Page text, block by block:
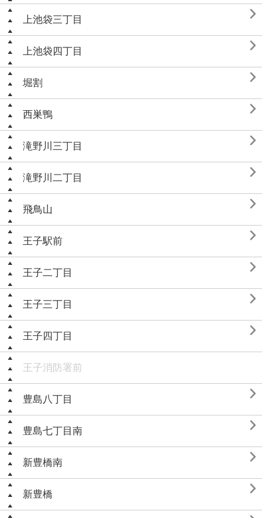
上池袋三丁目 
上池袋四丁目 
堀割 
西巣鴨 
滝野川三丁目 
滝野川二丁目 
飛鳥山 
王子駅前 
王子二丁目 
王子三丁目 
王子四丁目 
王子消防署前
豊島八丁目 
豊島七丁目南 
新豊橋南 
新豊橋 